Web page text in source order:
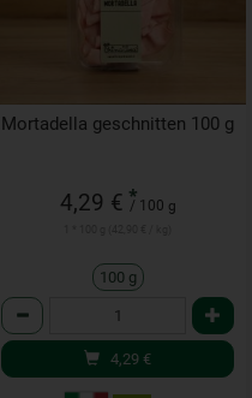
Mortadella geschnitten 100 g
4,29 € *
/ 100 g
100 g
Anzahl
4,29 €